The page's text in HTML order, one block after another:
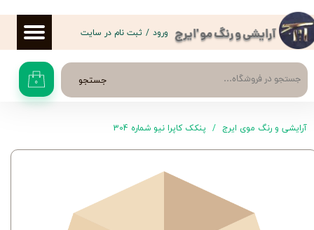
آرایشی و رنگ مو 'ایرج
جستجو ۰
ورود / ثبت نام در سایت
حساب کاربری من
تغییر گذر واژه
سفارشات
خروج از حساب کاربری
آرایشی و رنگ موی ایرج پنکک کاپرا نیو شماره 304